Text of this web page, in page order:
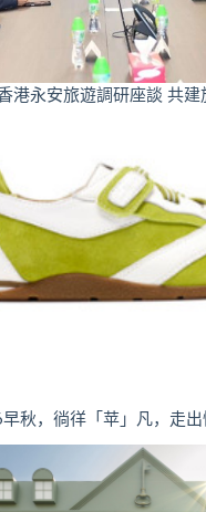
港永安旅遊調研座談 共建
秋，徜徉「苹」凡，走出